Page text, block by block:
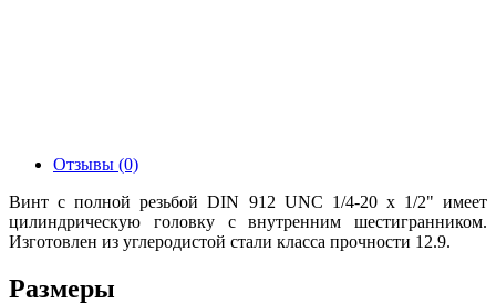
Отзывы (0)
Винт с полной резьбой DIN 912 UNC 1/4-20 x 1/2" имеет
цилиндрическую головку с внутренним шестигранником.
Изготовлен из углеродистой стали класса прочности 12.9.
Размеры